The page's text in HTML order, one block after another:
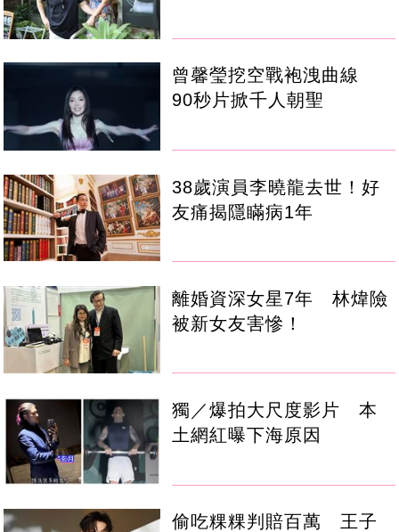
曾馨瑩挖空戰袍洩曲線
90秒片掀千人朝聖
38歲演員李曉龍去世！好
友痛揭隱瞞病1年
離婚資深女星7年 林煒險
被新女友害慘！
獨／爆拍大尺度影片 本
土網紅曝下海原因
偷吃粿粿判賠百萬 王子